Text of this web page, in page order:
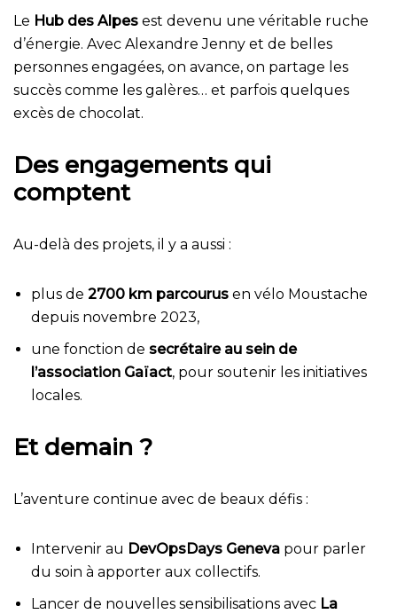
Le Hub des Alpes est devenu une véritable ruche
d’énergie. Avec Alexandre Jenny et de belles
personnes engagées, on avance, on partage les
succès comme les galères… et parfois quelques
excès de chocolat.
Des engagements qui
comptent
Au-delà des projets, il y a aussi :
plus de 2700 km parcourus en vélo Moustache
depuis novembre 2023,
une fonction de secrétaire au sein de
l’association Gaïact, pour soutenir les initiatives
locales.
Et demain ?
L’aventure continue avec de beaux défis :
Intervenir au DevOpsDays Geneva pour parler
du soin à apporter aux collectifs.
Lancer de nouvelles sensibilisations avec La